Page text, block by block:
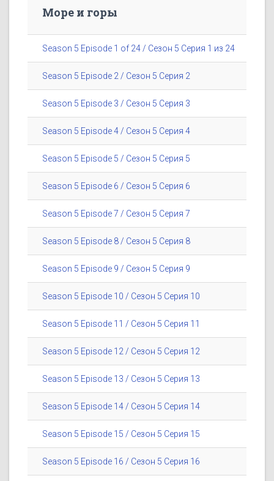
Море и горы
Season 5 Episode 1 of 24 / Сезон 5 Серия 1 из 24
Season 5 Episode 2 / Сезон 5 Серия 2
Season 5 Episode 3 / Сезон 5 Серия 3
Season 5 Episode 4 / Сезон 5 Серия 4
Season 5 Episode 5 / Сезон 5 Серия 5
Season 5 Episode 6 / Сезон 5 Серия 6
Season 5 Episode 7 / Сезон 5 Серия 7
Season 5 Episode 8 / Сезон 5 Серия 8
Season 5 Episode 9 / Сезон 5 Серия 9
Season 5 Episode 10 / Сезон 5 Серия 10
Season 5 Episode 11 / Сезон 5 Серия 11
Season 5 Episode 12 / Сезон 5 Серия 12
Season 5 Episode 13 / Сезон 5 Серия 13
Season 5 Episode 14 / Сезон 5 Серия 14
Season 5 Episode 15 / Сезон 5 Серия 15
Season 5 Episode 16 / Сезон 5 Серия 16